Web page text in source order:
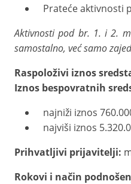
Prateće aktivnosti
Aktivnosti pod br. 1. i 2.
samostalno, već samo
Raspoloživi iznos
Iznos bespovratnih
najniži iznos
najviši iznos
Prihvatljivi prijavitelji:
Rokovi i način